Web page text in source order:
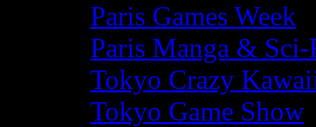
Paris Games Week
Paris Manga &
Tokyo Crazy
Tokyo Game Show